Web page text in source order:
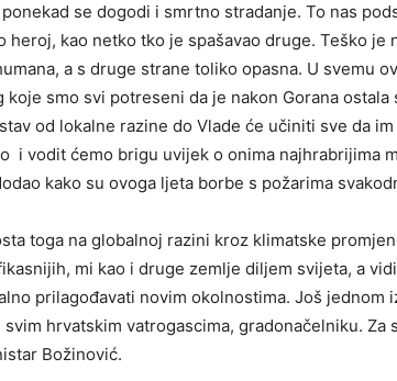
se dogodi i smrtno stradanje. To nas
heroj, kao netko tko je spašavao druge. Teško je
a s druge strane toliko opasna. U svemu
koje smo svi potreseni da je nakon Gorana
od lokalne razine do Vlade će učiniti sve da
i vodit ćemo brigu uvijek o onima najhrabrijima
kako su ovoga ljeta borbe s požarima
toga na globalnoj razini kroz klimatske
mi kao i druge zemlje diljem svijeta, a
prilagođavati novim okolnostima. Još jednom
hrvatskim vatrogascima, gradonačelniku. Za
Božinović.